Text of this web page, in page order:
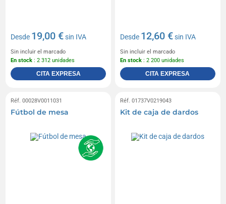
Desde 19,00 €sin IVA
Sin incluir el marcado
En stock : 2 312 unidades
CITA EXPRESA
Desde 12,60 €sin IVA
Sin incluir el marcado
En stock : 2 200 unidades
CITA EXPRESA
Réf. 00028V0011031
Fútbol de mesa
Réf. 01737V0219043
Kit de caja de dardos